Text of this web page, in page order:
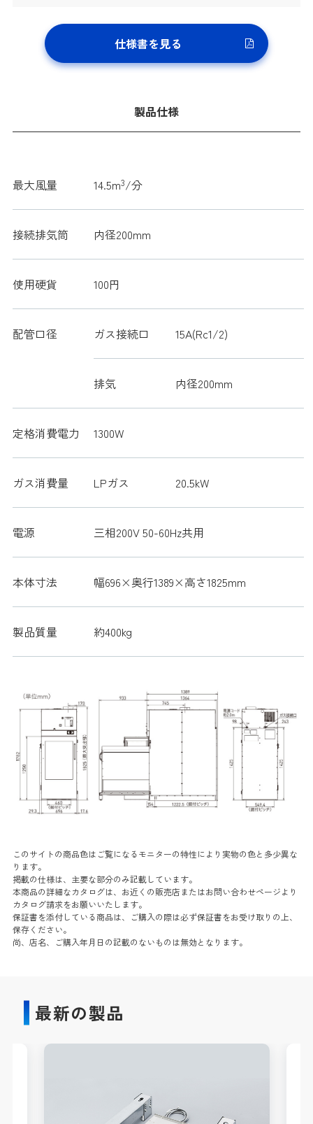
仕様書を見る
製品仕様
最大風量 14.5m3/分
接続排気筒 内径200mm
使用硬貨 100円
配管口径 ガス接続口 15A(Rc1/2)
排気 内径200mm
定格消費電力 1300W
ガス消費量 LPガス 20.5kW
電源 三相200V 50-60Hz共用
本体寸法 幅696×奥行1389×高さ1825mm
製品質量 約400kg
このサイトの商品色はご覧になるモニターの特性により実物の色と多少異な
ります。
掲載の仕様は、主要な部分のみ記載しています。
本商品の詳細なカタログは、お近くの販売店またはお問い合わせページより
カタログ請求をお願いいたします。
保証書を添付している商品は、ご購入の際は必ず保証書をお受け取りの上、
保存ください。
尚、店名、ご購入年月日の記載のないものは無効となります。
最新の製品